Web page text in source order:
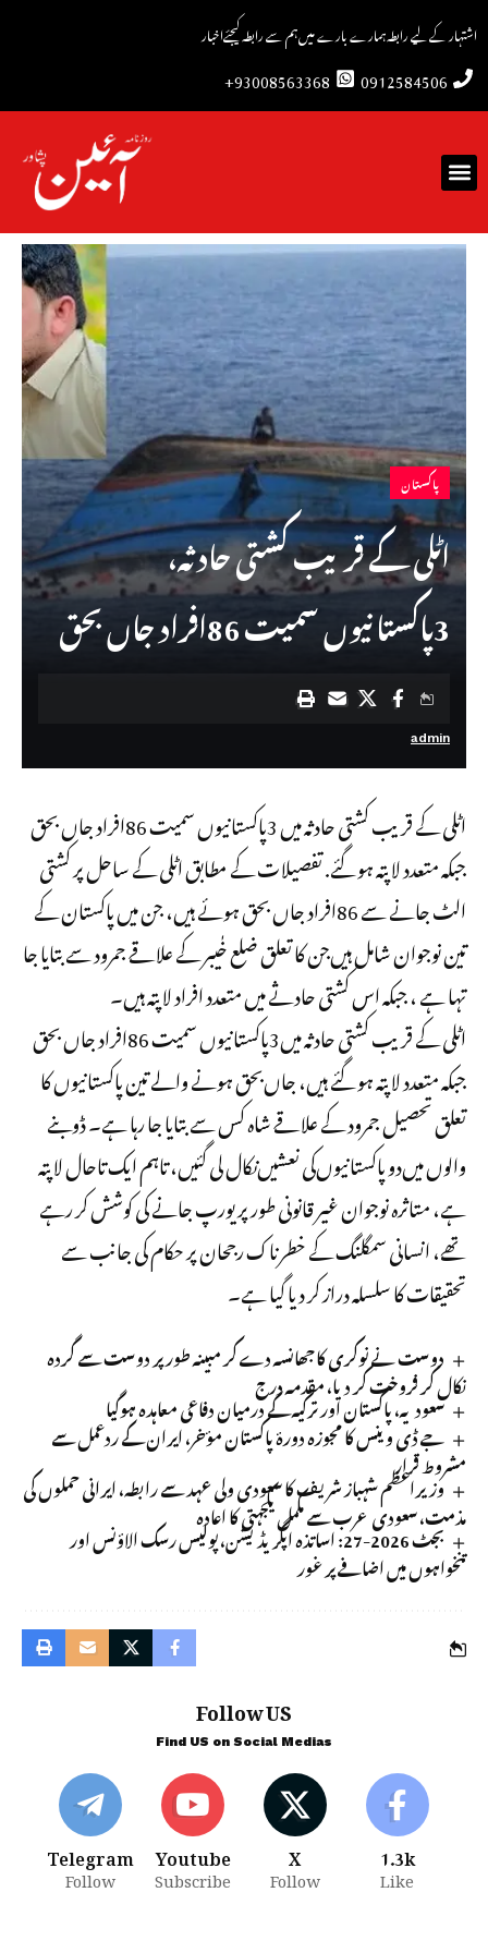
اشتہار کے لیے رابطہہمارے بارے میںہم سے رابطہ کیجئےاخبار
0912584506
93008563368+
پاکستان
اٹلی کے قریب کشتی حادثہ،
3پاکستانیوں سمیت 86افراد جاں بحق
admin
اٹلی کے قریب کشتی حادثہ میں‌ 3پاکستانیوں سمیت 86افراد جاں بحق
جبکہ متعدد لاپتہ ہو گئے. تفصیلات کے مطابق اٹلی کے ساحل پر کشتی
الٹ جانے سے 86افراد جاں بحق ہوئے ہیں، جن میں پاکستان کے
تین نوجوان شامل ہیں‌جن کا تعلق ضلع خٰیبر کے علاقے جمرود سے بتایا جا
تہا ہے ، جبکہ اس کشتی حادثے میں متعدد افراد لاپتہ ہیں۔
اٹلی کے قریب کشتی حادثہ میں‌3پاکستانیوں سمیت 86افراد جاں بحق
جبکہ متعدد لاپتہ ہو گئے ہیں، جاں‌بحق ہونے والے تین پاکستانیوں کا
تعلق تحصیل جمرود کے علاقے شاہ کس سے بتایا جا رہا ہے۔ ڈوبنے
والوں میں‌دو پاکستانیوں‌کی نعشیں‌نکال لی گئیں، تاہم ایک تاحال لاپتہ
ہے، متاثرہ نوجوان غیر قانونی طور پر یورپ جانے کی کوشش کر رہے
تھے، انسانی سمگلنگ کے خطرناک رجحان پر حکام کی جانب سے
تحقیقات کا سلسلہ دراز کر دیا گیا ہے۔
دوست نے نوکری کا جھانسہ دے کر مبینہ طور پر دوست سے گردہ
نکال کر فروخت کر دیا، مقدمہ درج
سعودیہ، پاکستان اور ترکیہ کے درمیان دفاعی معاہدہ ہوگیا
جے ڈی وینس کا مجوزہ دورۂ پاکستان مؤخر، ایران کے ردعمل سے
مشروط قرار
وزیراعظم شہباز شریف کا سعودی ولی عہد سے رابطہ، ایرانی حملوں کی
مذمت، سعودی عرب سے مکمل یکجہتی کا اعادہ
بجٹ 2026-27: اساتذہ اپگریڈیشن، پولیس رسک الاؤنس اور
تنخواہوں میں اضافے پر غور
Follow US
Find US on Social Medias
1.3k
Like
X
Follow
Youtube
Subscribe
Telegram
Follow